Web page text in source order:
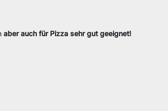
aber auch für Pizza sehr gut geeignet!